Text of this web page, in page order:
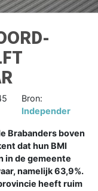
Bron:
Independer
Brabanders boven
dat hun BMI
in de gemeente
namelijk 63,9%.
heeft ruim